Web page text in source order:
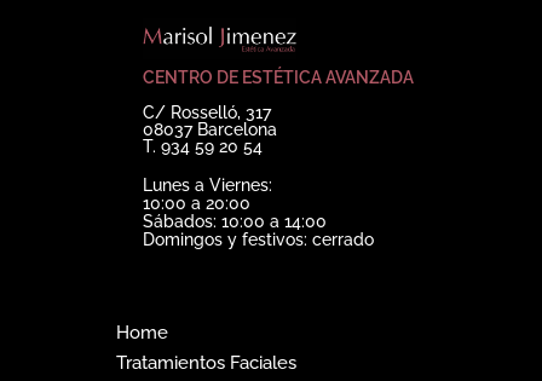
CENTRO DE ESTÉTICA AVANZADA
C/ Rosselló, 317
08037 Barcelona
T. 934 59 20 54
Lunes a Viernes:
10:00 a 20:00
Sábados: 10:00 a 14:00
Domingos y festivos: cerrado
Home
Tratamientos Faciales